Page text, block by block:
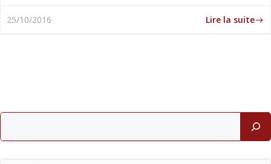
25/10/2016 Lire la suite
Rechercher